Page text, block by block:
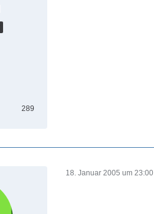
289
18. Januar 2005 um 23:00